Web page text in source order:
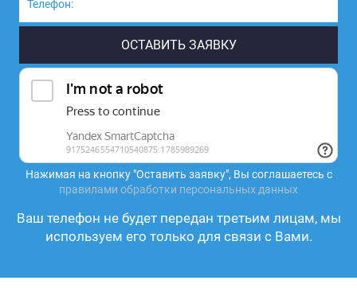
Нажимая на кнопку "Оставить заявку", Вы соглашаетесь с
правилами обработки персональных данных
Ваш телефон не будет передан третьим лицам, мы
используем его только для связи с Вами.